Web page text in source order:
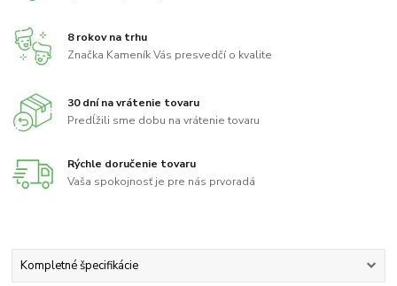
8 rokov na trhu
Značka Kameník Vás presvedčí o kvalite
30 dní na vrátenie tovaru
Predĺžili sme dobu na vrátenie tovaru
Rýchle doručenie tovaru
Vaša spokojnosť je pre nás prvoradá
Kompletné špecifikácie